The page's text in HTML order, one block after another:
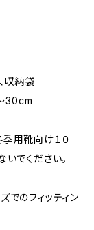
収納袋
30cm
用靴向け１０
でください。
のフィッティン